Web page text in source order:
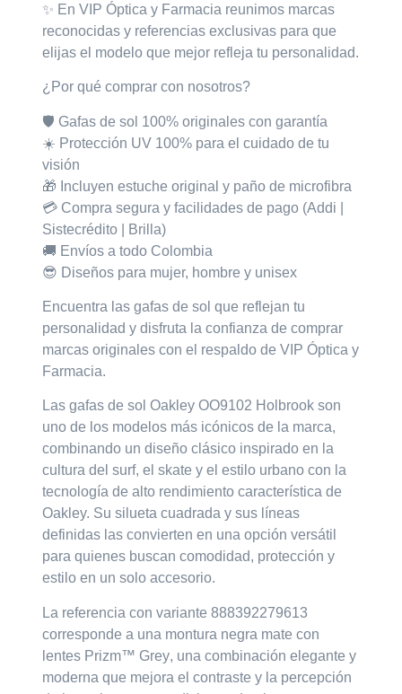
✨ En VIP Óptica y Farmacia reunimos marcas
reconocidas y referencias exclusivas para que
elijas el modelo que mejor refleja tu personalidad.
¿Por qué comprar con nosotros?
🛡️ Gafas de sol 100% originales con garantía
☀️ Protección UV 100% para el cuidado de tu
visión
🎁 Incluyen estuche original y paño de microfibra
💳 Compra segura y facilidades de pago (Addi |
Sistecrédito | Brilla)
🚚 Envíos a todo Colombia
😎 Diseños para mujer, hombre y unisex
Encuentra las gafas de sol que reflejan tu
personalidad y disfruta la confianza de comprar
marcas originales con el respaldo de VIP Óptica y
Farmacia.
Las gafas de solOakley OO9102 Holbrook son
uno de los modelos más icónicos de la marca,
combinando un diseño clásico inspirado en la
cultura del surf, el skate y el estilo urbano con la
tecnología de alto rendimiento característica de
Oakley. Su silueta cuadrada y sus líneas
definidas las convierten en una opción versátil
para quienes buscan comodidad, protección y
estilo en un solo accesorio.
La referencia con variante888392279613
corresponde a una montura negra mate con
lentes Prizm™ Grey, una combinación elegante y
moderna que mejora el contraste y la percepción